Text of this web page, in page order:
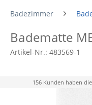
Badezimmer
Badematte
Artikel-Nr.: 483569-1
156 Kunden haben